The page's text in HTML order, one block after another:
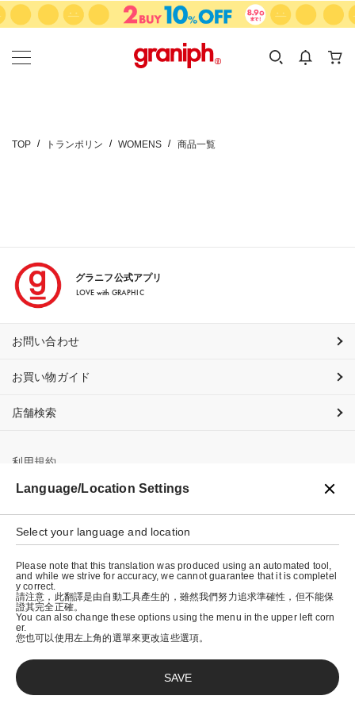
カテゴリーから探す
KIDS
カテゴリ
サイズ
TOP トランポリン WOMENS 商品一覧
グラニフ公式アプリ
LOVE with GRAPHIC
お問い合わせ
お買い物ガイド
店舗検索
利用規約
プライバシーポリシー
特定商取引法に基づく表示
会社概要
© graniph inc.
Language/Location Settings
Select your language and location
Please note that this translation was produced using an automated tool,
and while we strive for accuracy, we cannot guarantee that it is completel
y correct.
請注意，此翻譯是由自動工具產生的，雖然我們努力追求準確性，但不能保
證其完全正確。
You can also change these options using the menu in the upper left corn
er.
您也可以使用左上角的選單來更改這些選項。
SAVE